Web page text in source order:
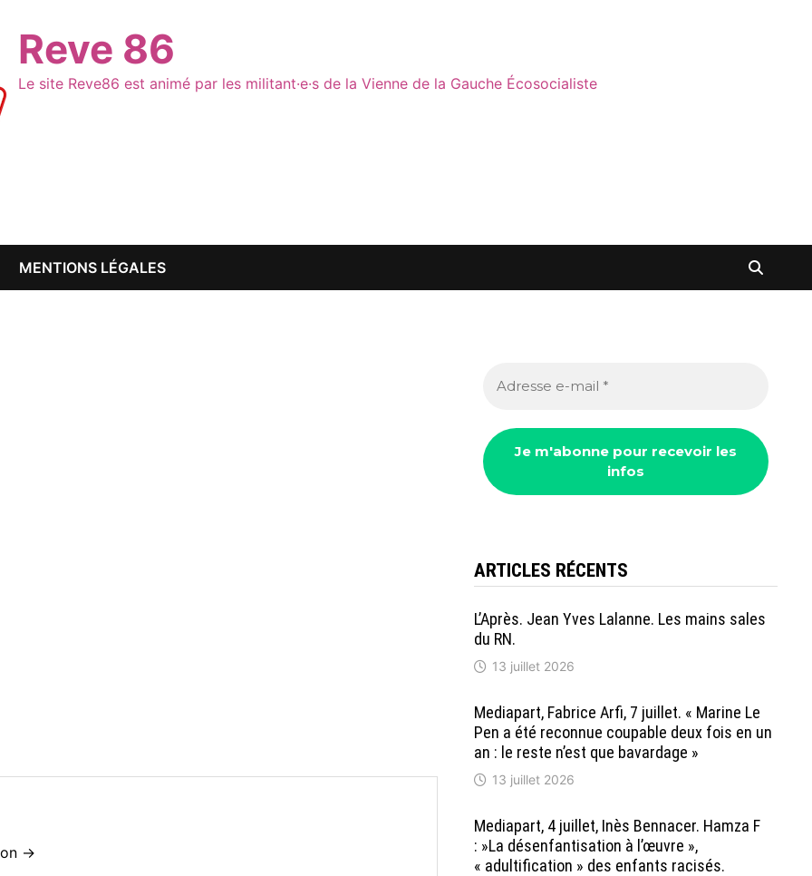
Reve 86
Le site Reve86 est animé par les militant·e·s de la Vienne de la Gauche Écosocialiste
MENTIONS LÉGALES
→
ARTICLES RÉCENTS
L’Après. Jean Yves Lalanne. Les mains sales
du RN.
13 juillet 2026
Mediapart, Fabrice Arfi, 7 juillet. « Marine Le
Pen a été reconnue coupable deux fois en un
an : le reste n’est que bavardage »
13 juillet 2026
Mediapart, 4 juillet, Inès Bennacer. Hamza F
: »La désenfantisation à l’œuvre »,
« adultification » des enfants racisés.